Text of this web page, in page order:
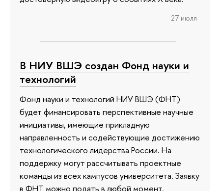
27 июля
В НИУ ВШЭ создан Фонд науки и
технологий
Фонд науки и технологий НИУ ВШЭ (ФНТ)
будет финансировать перспективные научные
инициативы, имеющие прикладную
направленность и содействующие достижению
технологического лидерства России. На
поддержку могут рассчитывать проектные
команды из всех кампусов университета. Заявку
в ФНТ можно подать в любой момент.